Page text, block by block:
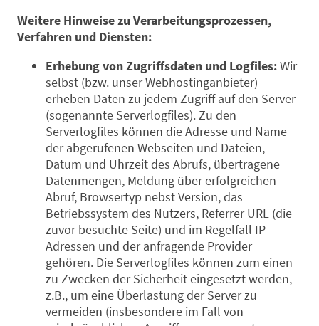
Weitere Hinweise zu Verarbeitungsprozessen,
Verfahren und Diensten:
Erhebung von Zugriffsdaten und Logfiles:Wir
selbst (bzw. unser Webhostinganbieter)
erheben Daten zu jedem Zugriff auf den Server
(sogenannte Serverlogfiles). Zu den
Serverlogfiles können die Adresse und Name
der abgerufenen Webseiten und Dateien,
Datum und Uhrzeit des Abrufs, übertragene
Datenmengen, Meldung über erfolgreichen
Abruf, Browsertyp nebst Version, das
Betriebssystem des Nutzers, Referrer URL (die
zuvor besuchte Seite) und im Regelfall IP-
Adressen und der anfragende Provider
gehören. Die Serverlogfiles können zum einen
zu Zwecken der Sicherheit eingesetzt werden,
z.B., um eine Überlastung der Server zu
vermeiden (insbesondere im Fall von